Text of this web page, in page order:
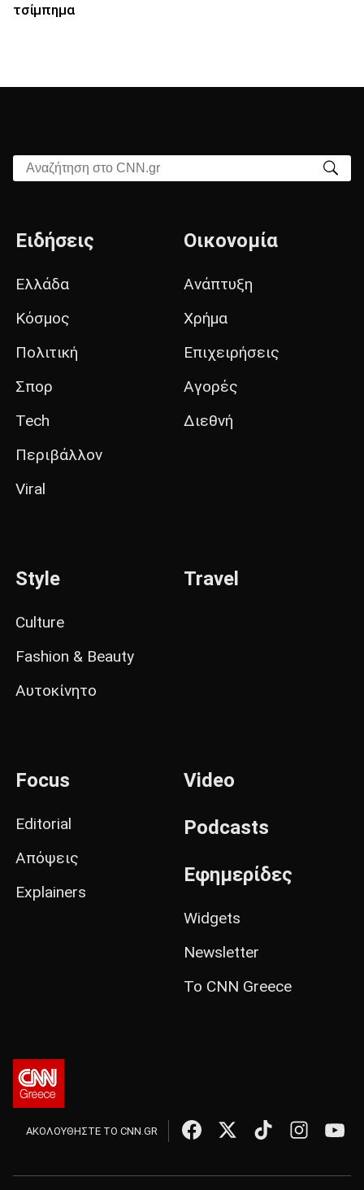
τσίμπημα
Αναζήτηση στο CNN.gr
Ειδήσεις
Ελλάδα
Κόσμος
Πολιτική
Σπορ
Tech
Περιβάλλον
Viral
Οικονομία
Ανάπτυξη
Χρήμα
Επιχειρήσεις
Αγορές
Διεθνή
Style
Culture
Fashion & Beauty
Αυτοκίνητο
Travel
Focus
Editorial
Απόψεις
Explainers
Video
Podcasts
Εφημερίδες
Widgets
Newsletter
Το CNN Greece
ΑΚΟΛΟΥΘΗΣΤΕ ΤΟ CNN.GR